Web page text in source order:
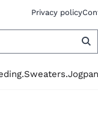
Privacy policy
Sweaters.